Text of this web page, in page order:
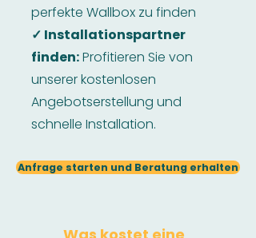
perfekte Wallbox zu finden
✓ Installationspartner
finden:Profitieren Sie von
unserer kostenlosen
Angebotserstellung und
schnelle Installation.
Anfrage starten und Beratung erhalten